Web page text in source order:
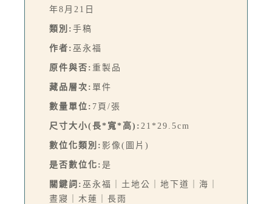
年8月21日
類別: 手稿
作者: 巫永福
原件與否: 重製品
藏品層次: 單件
數量單位: 7頁/張
尺寸大小(長*寬*高): 21*29.5cm
數位化類別: 影像(圖片)
是否數位化: 是
關鍵詞: 巫永福｜土地公｜地下道｜海｜
晝寢｜木蓮｜長雨